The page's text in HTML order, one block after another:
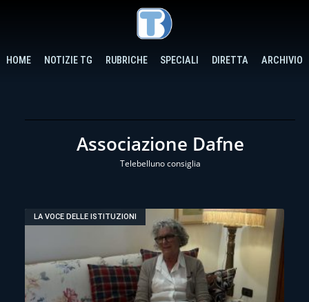
HOME NOTIZIE TG RUBRICHE SPECIALI DIRETTA ARCHIVIO
Associazione Dafne
Telebelluno consiglia
LA VOCE DELLE ISTITUZIONI